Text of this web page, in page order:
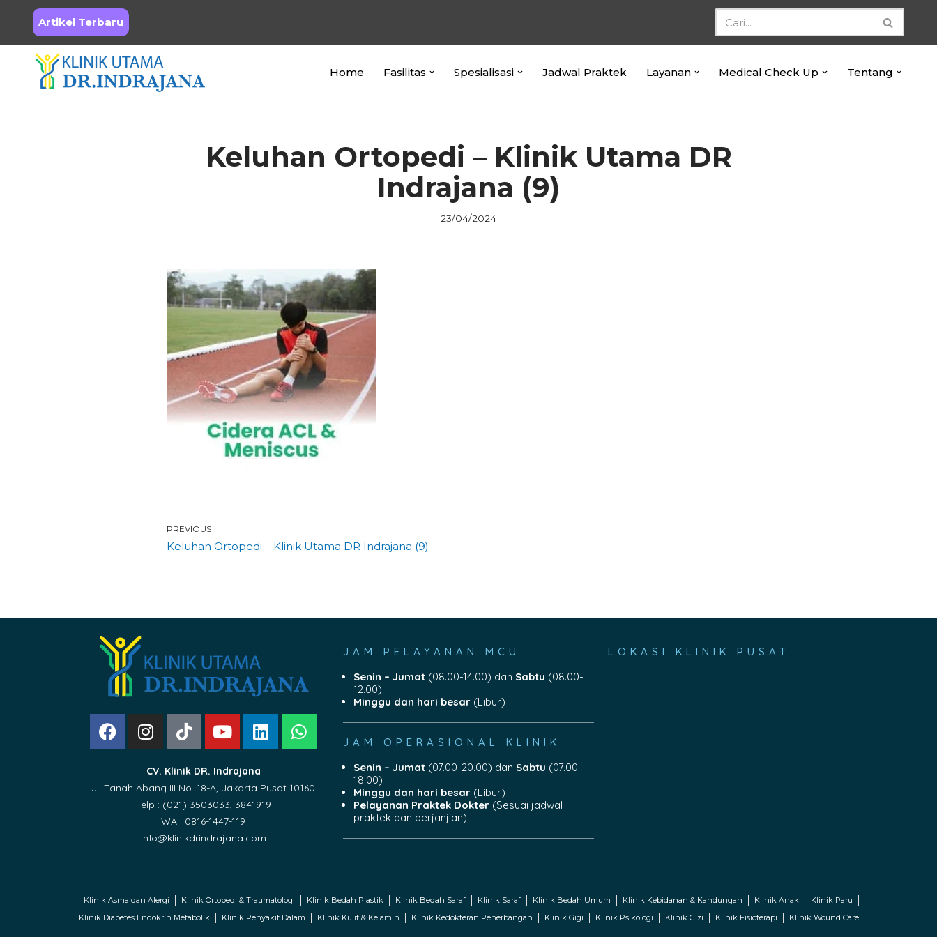
content
Artikel Terbaru
Home Fasilitas Spesialisasi Jadwal Praktek Layanan Medical Check Up Tentang
Keluhan Ortopedi – Klinik Utama DR
Indrajana (9)
23/04/2024
PREVIOUS
Keluhan Ortopedi – Klinik Utama DR Indrajana (9)
CV. Klinik DR. Indrajana
Jl. Tanah Abang III No. 18-A, Jakarta Pusat 10160
Telp : (021) 3503033, 3841919
WA : 0816-1447-119
info@klinikdrindrajana.com
JAM PELAYANAN MCU
Senin – Jumat(08.00-14.00) dan Sabtu (08.00-
12.00)
Minggu dan hari besar(Libur)
JAM OPERASIONAL KLINIK
Senin – Jumat(07.00-20.00) dan Sabtu (07.00-
18.00)
Minggu dan hari besar(Libur)
Pelayanan Praktek Dokter(Sesuai jadwal
praktek dan perjanjian)
LOKASI KLINIK PUSAT
Klinik Asma dan Alergi Klinik Ortopedi & Traumatologi Klinik Bedah Plastik Klinik Bedah Saraf Klinik Saraf Klinik Bedah Umum Klinik Kebidanan & Kandungan Klinik Anak
Klinik Paru
Klinik Diabetes Endokrin Metabolik
Klinik Penyakit Dalam Klinik Kulit & Kelamin Klinik Kedokteran Penerbangan Klinik Gigi Klinik Psikologi Klinik Gizi Klinik Fisioterapi Klinik Wound Care